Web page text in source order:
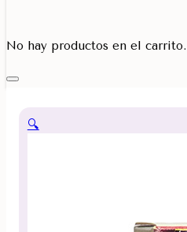
No hay productos en el carrito.
🔍